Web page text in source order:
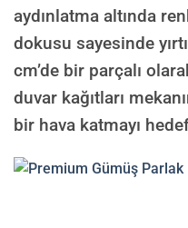
aydınlatma altında
dokusu sayesinde
cm’de bir parçalı
duvar kağıtları
bir hava katmayı